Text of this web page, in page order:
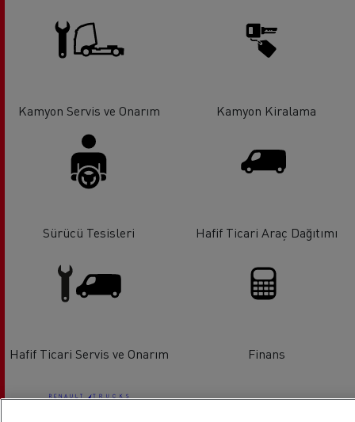
Kamyon Servis ve Onarım Kamyon Kiralama
Sürücü Tesisleri Hafif Ticari Araç Dağıtımı
Hafif Ticari Servis ve Onarım Finans